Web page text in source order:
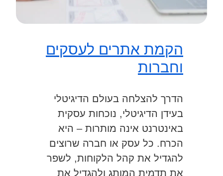
הקמת אתרים לעסקים
וחברות
הדרך להצלחה בעולם הדיגיטלי
בעידן הדיגיטלי, נוכחות עסקית
באינטרנט אינה מותרות – היא
הכרח. כל עסק או חברה שרוצים
להגדיל את קהל הלקוחות, לשפר
את תדמית המותג ולהגדיל את